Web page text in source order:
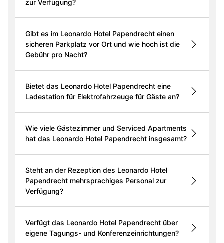
zur Verfügung?
Gibt es im Leonardo Hotel Papendrecht einen
sicheren Parkplatz vor Ort und wie hoch ist die
Gebühr pro Nacht?
Bietet das Leonardo Hotel Papendrecht eine
Ladestation für Elektrofahrzeuge für Gäste an?
Wie viele Gästezimmer und Serviced Apartments
hat das Leonardo Hotel Papendrecht insgesamt?
Steht an der Rezeption des Leonardo Hotel
Papendrecht mehrsprachiges Personal zur
Verfügung?
Verfügt das Leonardo Hotel Papendrecht über
eigene Tagungs- und Konferenzeinrichtungen?